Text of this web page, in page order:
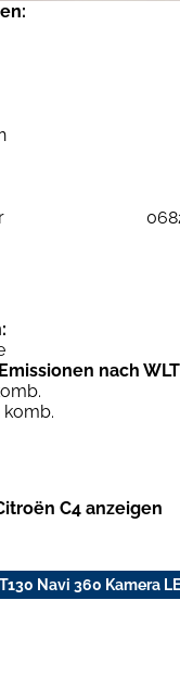
nach
komb.
C4 anzeigen
Navi 360 Kamera